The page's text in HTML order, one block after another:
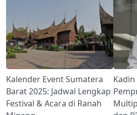
Kalender Event Sumatera
Barat 2025: Jadwal Lengkap
Festival & Acara di Ranah